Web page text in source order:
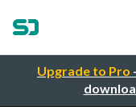
Upgrade to Pro